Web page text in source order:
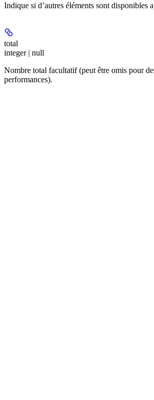
Indique si d’autres éléments sont disponibles
total
integer | null
Nombre total facultatif (peut être omis pour
performances).